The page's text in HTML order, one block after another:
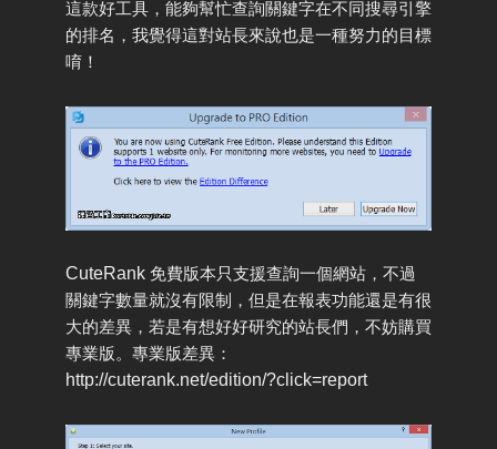
這款好工具，能夠幫忙查詢關鍵字在不同搜尋引擎
的排名，我覺得這對站長來說也是一種努力的目標
唷！
CuteRank 免費版本只支援查詢一個網站，不過
關鍵字數量就沒有限制，但是在報表功能還是有很
大的差異，若是有想好好研究的站長們，不妨購買
專業版。專業版差異：
http://cuterank.net/edition/?click=report